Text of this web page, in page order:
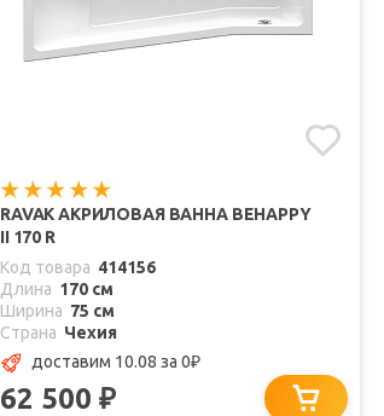
RAVAK АКРИЛОВАЯ ВАННА BEHAPPY
II 170 R
Код товара 414156
Длина 170 см
Ширина 75 см
Страна Чехия
доставим 10.08 за 0₽
62 500 ₽